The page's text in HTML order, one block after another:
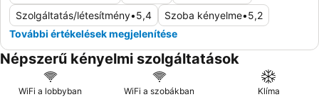
Szolgáltatás/létesítmény•5,4 Szoba kényelme•5,2
További értékelések megjelenítése
Népszerű kényelmi szolgáltatások
WiFi a lobbyban WiFi a szobákban Klíma